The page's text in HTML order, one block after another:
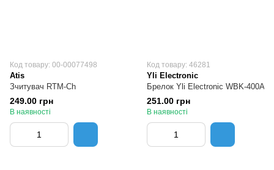
Код товару: 00-00077498
Atis
Зчитувач RTM-Ch
249.00 грн
В наявності
Код товару: 46281
Yli Electronic
Брелок Yli Electronic WBK-400A
251.00 грн
В наявності